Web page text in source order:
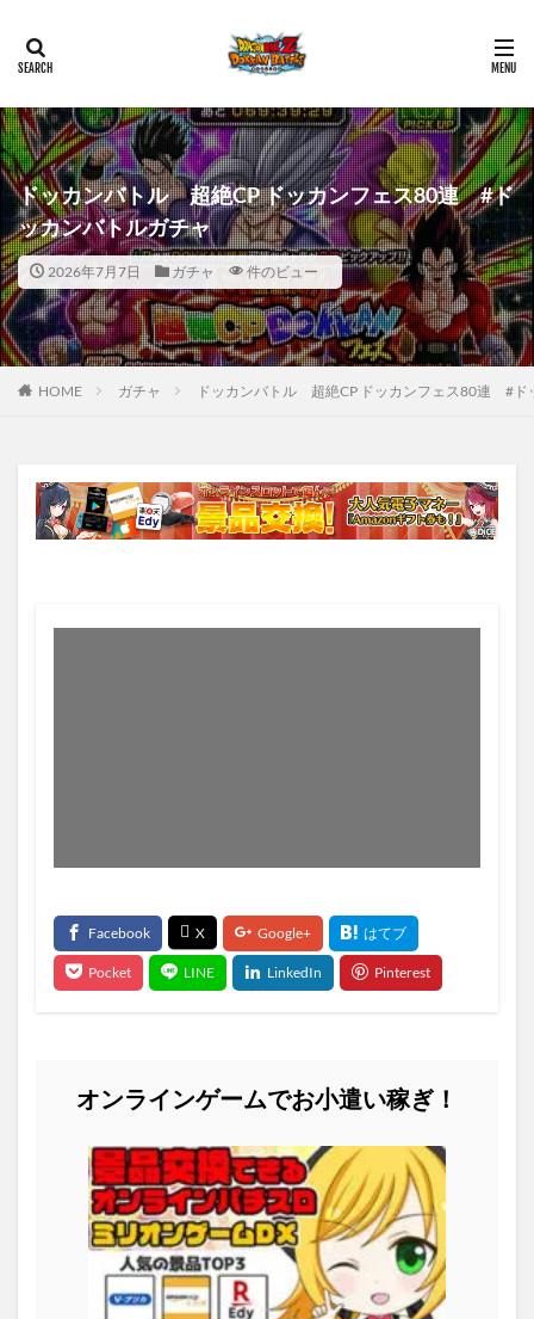
ドッカンバトル 超絶CP ドッカンフェス80連 #ド
ッカンバトルガチャ
2026年7月7日 ガチャ 件のビュー
HOME ガチャ ドッカンバトル 超絶CP ドッカンフェス80連 #ド
オンラインゲームでお小遣い稼ぎ！